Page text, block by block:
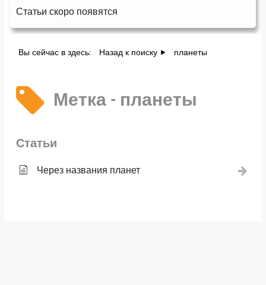
Статьи скоро появятся
Вы сейчас в здесь: Назад к поиску планеты
Метка - планеты
Статьи
Через названия планет